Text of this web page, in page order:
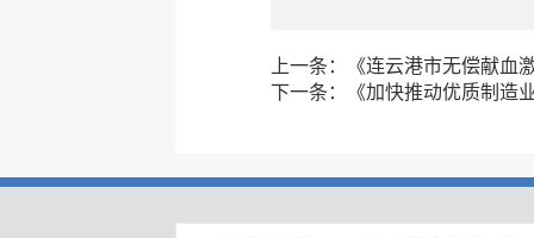
上一条：
《连云港市无偿献血
下一条：
《加快推动优质制造